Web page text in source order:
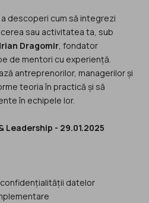
descoperi cum să integrezi
sau activitatea ta, sub
Dragomir, fondator
de mentori cu experiență.
antreprenorilor, managerilor și
teoria în practică și să
în echipele lor.
Leadership - 29.01.2025
datelor